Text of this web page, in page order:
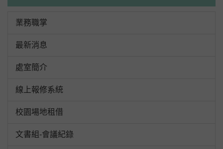
業務職掌
最新消息
處室簡介
線上報修系統
校園場地租借
文書組-會議紀錄